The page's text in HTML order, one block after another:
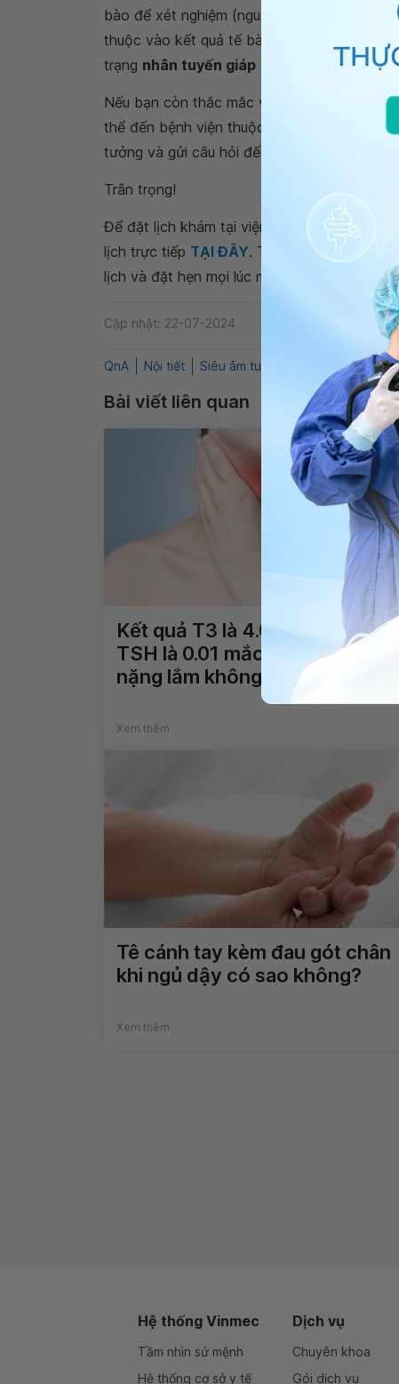
bào để xét nghiệm (nguy cơ ác tính có thể
thuộc vào kết quả tế bào học. Bạn nên đi
trạng nhân tuyến giáp
Nếu bạn còn thắc mắc về vấn đề nhân
thể đến bệnh viện thuộc
Hệ thống Y tế
tưởng và gửi câu hỏi đến Vinmec. Chúc
Trân trọng!
Để đặt lịch khám tại viện, Quý khách vui
lịch trực tiếp TẠI ĐÂY. Tải và đặt lịch khám
lịch và đặt hẹn mọi lúc mọi nơi ngay trên
Cập nhật: 22-07-2024
QnA Nội tiết Siêu âm tuyến giáp Phẫu thuật
Bài viết liên quan
Kết quả T3 là 4.01,T4 là 5.59,
TSH là 0.01 mắc basedow có
nặng lắm không?
Xem thêm
Tê cánh tay kèm đau gót chân
khi ngủ dậy có sao không?
Xem thêm
Hệ thống Vinmec
Tầm nhìn sứ mệnh
Hệ thống cơ sở y tế
Dịch vụ
Chuyên khoa
Gói dịch vụ